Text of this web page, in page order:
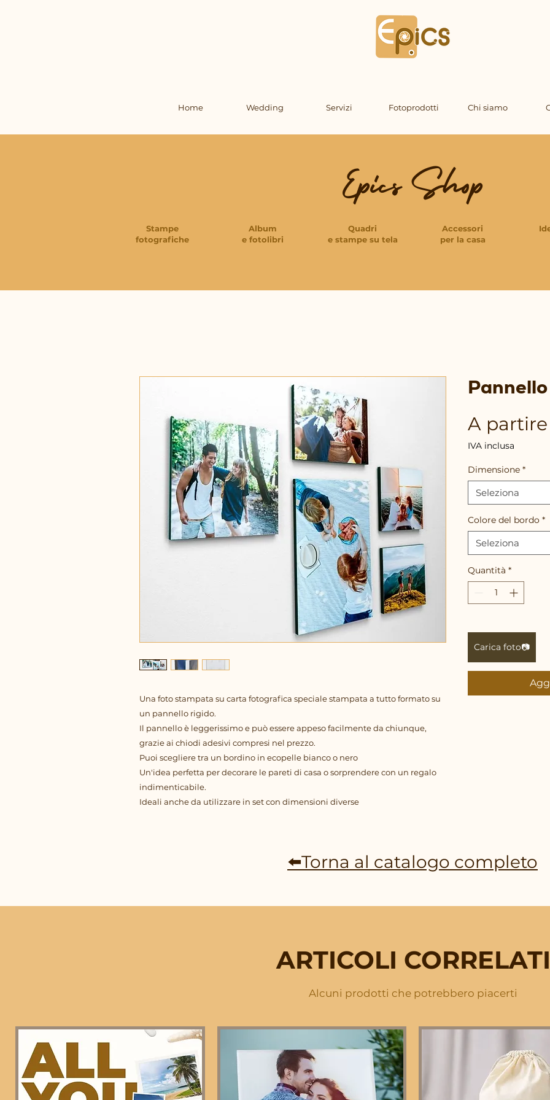
Home Wedding Servizi Fotoprodotti Chi siamo
Epics Shop
Stampe
fotografiche
Album
e fotolibri
Quadri
e stampe su tela
Accessori
per la casa
Una foto stampata su carta fotografica speciale stampata a tutto formato su
un pannello rigido.
Il pannello è leggerissimo e può essere appeso facilmente da chiunque,
grazie ai chiodi adesivi compresi nel prezzo.
Puoi scegliere tra un bordino in ecopelle bianco o nero
Un'idea perfetta per decorare le pareti di casa o sorprendere con un regalo
indimenticabile.
Ideali anche da utilizzare in set con dimensioni diverse
A
IVA inclusa
Dimensione *
Seleziona
Colore del bordo *
Seleziona
Quantità *
Carica foto📷
⬅️Torna al catalogo completo
ARTICOLI CORRELATI
Alcuni prodotti che potrebbero piacerti